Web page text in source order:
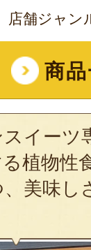
店舗ジャン
商
イーツ
植物性
美味し